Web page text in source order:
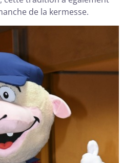
de la kermesse.